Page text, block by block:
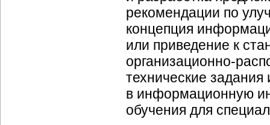
рекомендации по
концепция
или приведение к
организационно-
технические
в информационную
обучения для